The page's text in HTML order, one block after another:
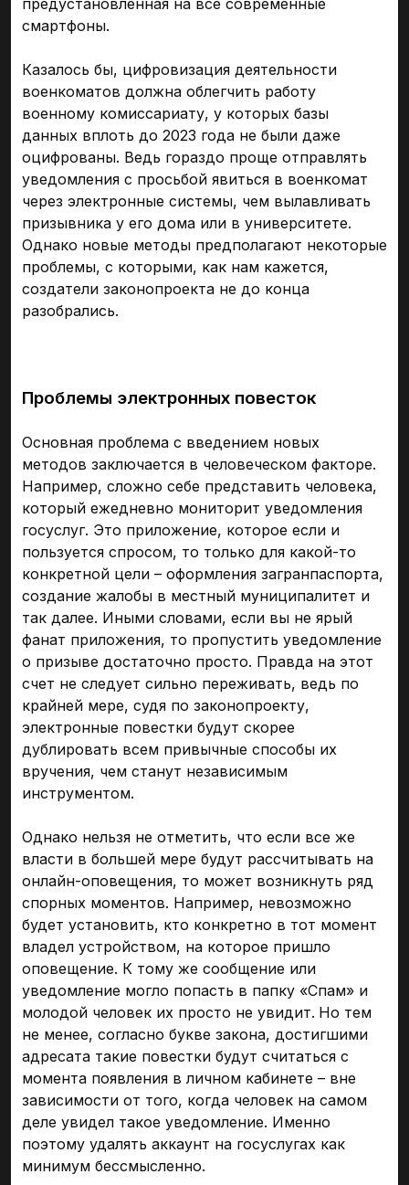
предустановленная на все современные
смартфоны.
Казалось бы, цифровизация деятельности
военкоматов должна облегчить работу
военному комиссариату, у которых базы
данных вплоть до 2023 года не были даже
оцифрованы. Ведь гораздо проще отправлять
уведомления с просьбой явиться в военкомат
через электронные системы, чем вылавливать
призывника у его дома или в университете.
Однако новые методы предполагают некоторые
проблемы, с которыми, как нам кажется,
создатели законопроекта не до конца
разобрались.
Проблемы электронных повесток
Основная проблема с введением новых
методов заключается в человеческом факторе.
Например, сложно себе представить человека,
который ежедневно мониторит уведомления
госуслуг. Это приложение, которое если и
пользуется спросом, то только для какой-то
конкретной цели – оформления загранпаспорта,
создание жалобы в местный муниципалитет и
так далее. Иными словами, если вы не ярый
фанат приложения, то пропустить уведомление
о призыве достаточно просто. Правда на этот
счет не следует сильно переживать, ведь по
крайней мере, судя по законопроекту,
электронные повестки будут скорее
дублировать всем привычные способы их
вручения, чем станут независимым
инструментом.
Однако нельзя не отметить, что если все же
власти в большей мере будут рассчитывать на
онлайн-оповещения, то может возникнуть ряд
спорных моментов. Например, невозможно
будет установить, кто конкретно в тот момент
владел устройством, на которое пришло
оповещение. К тому же сообщение или
уведомление могло попасть в папку «Спам» и
молодой человек их просто не увидит. Но тем
не менее, согласно букве закона, достигшими
адресата такие повестки будут считаться с
момента появления в личном кабинете – вне
зависимости от того, когда человек на самом
деле увидел такое уведомление. Именно
поэтому удалять аккаунт на госуслугах как
минимум бессмысленно.